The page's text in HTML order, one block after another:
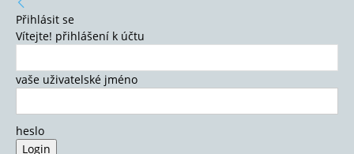
Přihlásit se
Vítejte! přihlášení k účtu
vaše uživatelské jméno
heslo